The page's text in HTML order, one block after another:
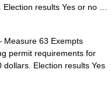
results Yes or no …
63 Exempts
permit requirements for
Election results Yes